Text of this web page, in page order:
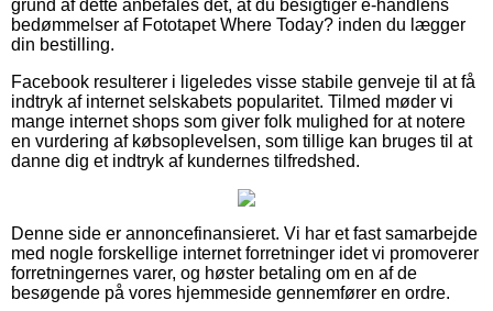
grund af dette anbefales det, at du besigtiger e-handlens
bedømmelser af Fototapet Where Today? inden du lægger
din bestilling.
Facebook resulterer i ligeledes visse stabile genveje til at få
indtryk af internet selskabets popularitet. Tilmed møder vi
mange internet shops som giver folk mulighed for at notere
en vurdering af købsoplevelsen, som tillige kan bruges til at
danne dig et indtryk af kundernes tilfredshed.
Denne side er annoncefinansieret. Vi har et fast samarbejde
med nogle forskellige internet forretninger idet vi promoverer
forretningernes varer, og høster betaling om en af de
besøgende på vores hjemmeside gennemfører en ordre.